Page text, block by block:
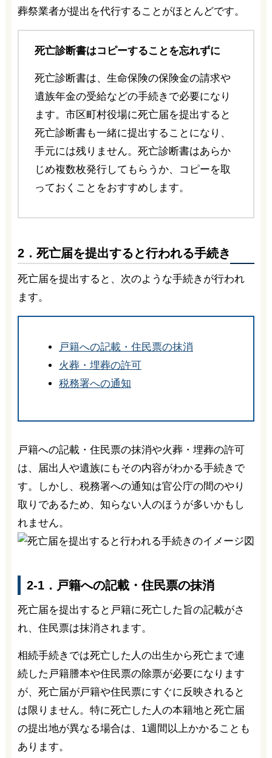
葬祭業者が提出を代行することがほとんどです。
死亡診断書はコピーすることを忘れずに
死亡診断書は、生命保険の保険金の請求や
遺族年金の受給などの手続きで必要になり
ます。市区町村役場に死亡届を提出すると
死亡診断書も一緒に提出することになり、
手元には残りません。死亡診断書はあらか
じめ複数枚発行してもらうか、コピーを取
っておくことをおすすめします。
2．死亡届を提出すると行われる手続き
死亡届を提出すると、次のような手続きが行われ
ます。
戸籍への記載・住民票の抹消
火葬・埋葬の許可
税務署への通知
戸籍への記載・住民票の抹消や火葬・埋葬の許可
は、届出人や遺族にもその内容がわかる手続きで
す。しかし、税務署への通知は官公庁の間のやり
取りであるため、知らない人のほうが多いかもし
れません。
2-1．戸籍への記載・住民票の抹消
死亡届を提出すると戸籍に死亡した旨の記載がさ
れ、住民票は抹消されます。
相続手続きでは死亡した人の出生から死亡まで連
続した戸籍謄本や住民票の除票が必要になります
が、死亡届が戸籍や住民票にすぐに反映されると
は限りません。特に死亡した人の本籍地と死亡届
の提出地が異なる場合は、1週間以上かかることも
あります。